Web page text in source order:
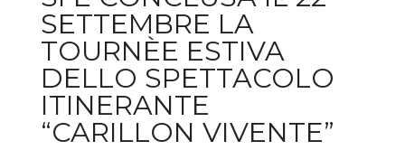
SETTEMBRE LA
TOURNÈE ESTIVA
DELLO SPETTACOLO
ITINERANTE
“CARILLON VIVENTE”